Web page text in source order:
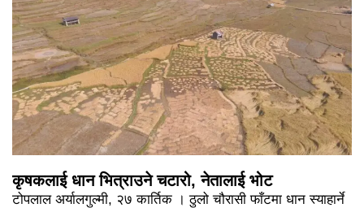
कृषकलाई धान भित्राउने चटारो, नेतालाई भोट
टोपलाल अर्यालगुल्मी, २७ कार्तिक । ठुलो चौरासी फाँटमा धान स्याहार्ने